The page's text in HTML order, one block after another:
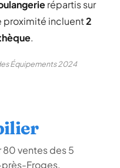
répartis sur
proximité incluent2
.
Équipements 2024
80 ventes des 5
Froges.